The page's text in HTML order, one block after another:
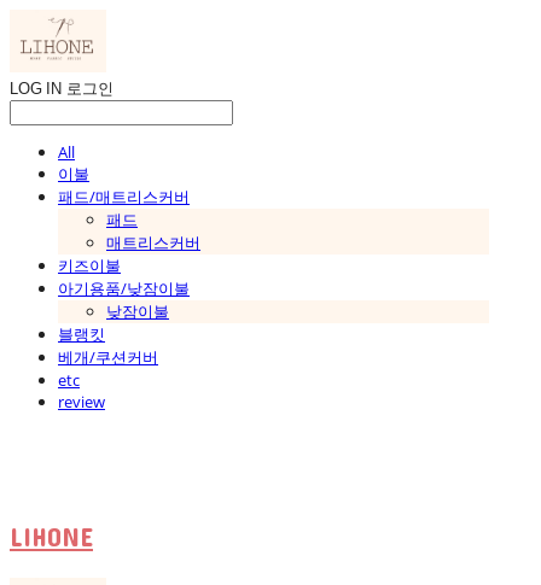
LOG IN 로그인
All
이불
패드/매트리스커버
패드
매트리스커버
키즈이불
아기용품/낮잠이불
낮잠이불
블랭킷
베개/쿠션커버
etc
review
LIHONE